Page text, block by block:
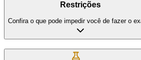
Restrições
Confira o que pode impedir você de fazer o